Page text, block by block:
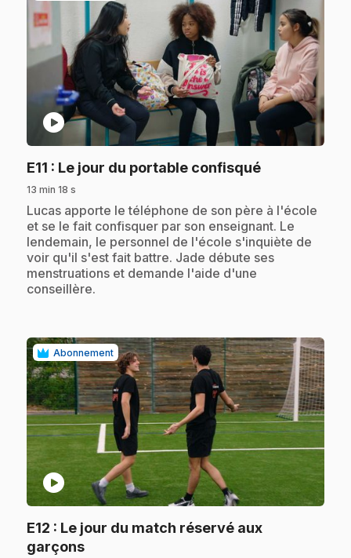
play_circle
E11 : Le jour du portable confisqué.
13 min 18 s
.Lucas apporte le téléphone de son père à l'école
et se le fait confisquer par son enseignant. Le
lendemain, le personnel de l'école s'inquiète de
voir qu'il s'est fait battre. Jade débute ses
menstruations et demande l'aide d'une
conseillère.
Abonnement
play_circle
E12 : Le jour du match réservé aux
garçons.